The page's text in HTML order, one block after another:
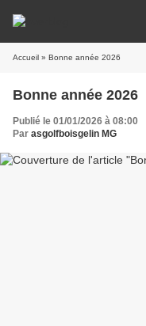
Accueil » Bonne année 2026
Bonne année 2026
Publié le 01/01/2026 à 08:00
Par asgolfboisgelin MG